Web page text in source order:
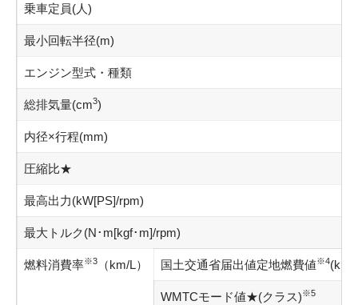
乗車定員(人)
最小回転半径(m)
エンジン型式・種類
総排気量(cm3)
内径×行程(mm)
圧縮比★
最高出力(kW[PS]/rpm)
最大トルク(N･m[kgf･m]/rpm)
燃料消費率※3（km/L） 国土交通省届出値定地燃費値※4(km/
WMTCモード値★(クラス)※5